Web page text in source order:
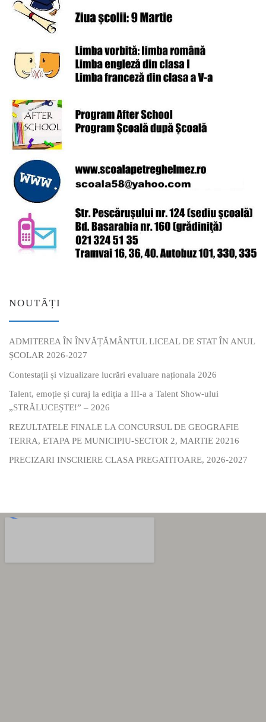
NOUTĂȚI
ADMITEREA ÎN ÎNVĂȚĂMÂNTUL LICEAL DE STAT ÎN ANUL
ȘCOLAR 2026-2027
Contestații și vizualizare lucrări evaluare naționala 2026
Talent, emoție și curaj la ediția a III-a a Talent Show-ului
„STRĂLUCEȘTE!” – 2026
REZULTATELE FINALE LA CONCURSUL DE GEOGRAFIE
TERRA, ETAPA PE MUNICIPIU-SECTOR 2, MARTIE 20216
PRECIZARI INSCRIERE CLASA PREGATITOARE, 2026-2027